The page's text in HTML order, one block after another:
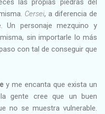
las propias piedras del
Cersei, a diferencia de
Un personaje mezquino y
sin importarle lo más
con tal de conseguir que
y me encanta que exista un
gente cree que un buen
no se muestra vulnerable.